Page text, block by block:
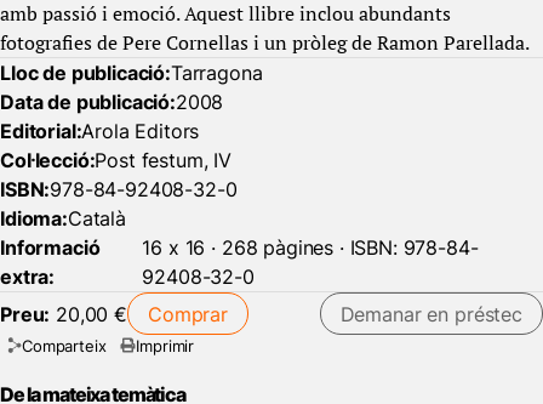
amb passió i emoció. Aquest llibre inclou abundants
fotografies de Pere Cornellas i un pròleg de Ramon Parellada.
Lloc de publicació:Tarragona
Data de publicació:2008
Editorial:Arola Editors
Col·lecció:Post festum, IV
ISBN:978-84-92408-32-0
Idioma:Català
Informació
extra:
16 x 16 · 268 pàgines · ISBN: 978-84-
92408-32-0
Preu: 20,00 € Comprar Demanar en préstec
Comparteix Imprimir
De la mateixa temàtica